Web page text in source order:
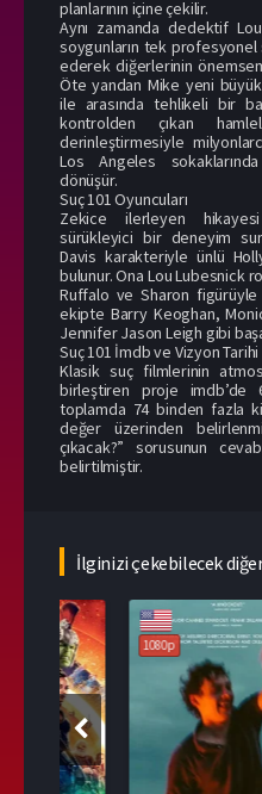
planlarının içine çekilir.
Aynı zamanda dedektif
soygunların tek profesyonel
ederek diğerlerinin
Öte yandan Mike yeni
ile arasında tehlikeli bir
kontrolden çıkan
derinleştirmesiyle
Los Angeles
dönüşür.
Suç 101 Oyuncuları
Zekice ilerleyen
sürükleyici bir deneyim
Davis karakteriyle ünlü
bulunur. Ona Lou Lubesnick
Ruffalo ve Sharon
ekipte Barry Keoghan,
Jennifer Jason Leigh gibi
Suç 101 İmdb ve Vizyon Tarihi
Klasik suç filmlerinin
birleştiren proje imdb’de
toplamda 74 binden fazla
değer üzerinden
çıkacak?” sorusunun
belirtilmiştir.
İlginizi çekebilecek
1080p